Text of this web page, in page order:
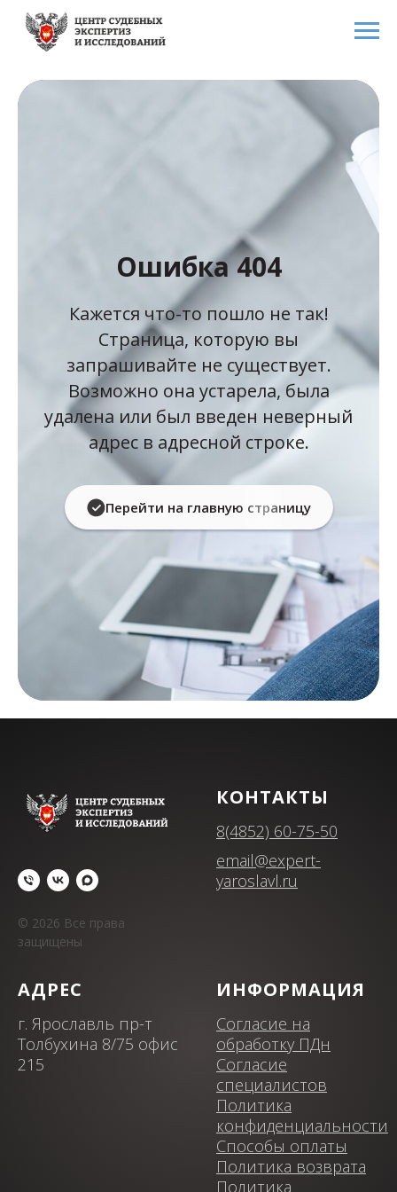
Ошибка 404
Кажется что-то пошло не так!
Страница, которую вы
запрашивайте не существует.
Возможно она устарела, была
удалена или был введен неверный
адрес в адресной строке.
Перейти на главную страницу
© 2026 Все права
защищены
КОНТАКТЫ
8(4852) 60-75-50
email@expert-
yaroslavl.ru
АДРЕС
г. Ярославль пр-т
Толбухина 8/75 офис
215
ИНФОРМАЦИЯ
Согласие на
обработку ПДн
Согласие
специалистов
Политика
конфиденциальности
Способы оплаты
Политика возврата
Политика